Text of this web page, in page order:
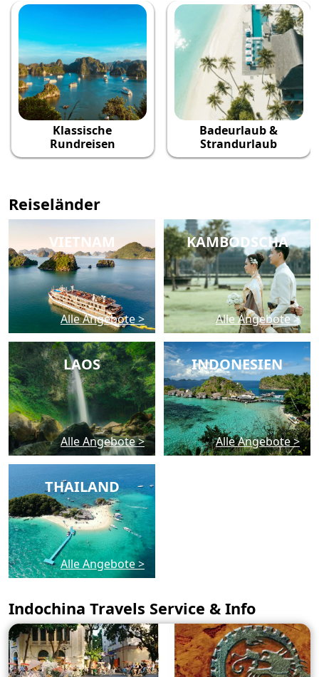
Klassische
Rundreisen
Badeurlaub &
Strandurlaub
Reiseländer
VIETNAM
Alle Angebote >
KAMBODSCHA
Alle Angebote >
LAOS
Alle Angebote >
INDONESIEN
Alle Angebote >
THAILAND
Alle Angebote >
Indochina Travels Service & Info